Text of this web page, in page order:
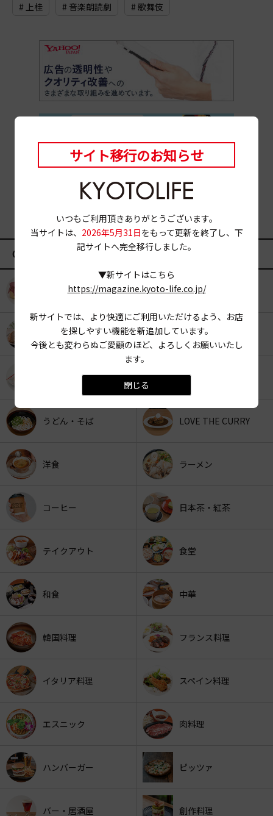
# 上桂 # 音楽朗読劇 # 歌舞伎
サイト移行のお知らせ
いつもご利用頂きありがとうございます。
当サイトは、 2026年5月31日をもって更新を終了し、下
記サイトへ完全移行しました。
▼新サイトはこちら
https://magazine.kyoto-life.co.jp/
新サイトでは、より快適にご利用いただけるよう、お店
を探しやすい機能を新追加しています。
今後とも変わらぬご愛顧のほど、よろしくお願いいたし
ます。
閉じる
CATEGORY
KYOTO OYATSU CLUB スナックフード
カフェ 京みやげ
パン
うどん・そば LOVE THE CURRY
洋食 ラーメン
コーヒー 日本茶・紅茶
テイクアウト 食堂
和食 中華
韓国料理 フランス料理
イタリア料理 スペイン料理
エスニック 肉料理
ハンバーガー ピッツァ
バー・居酒屋 創作料理